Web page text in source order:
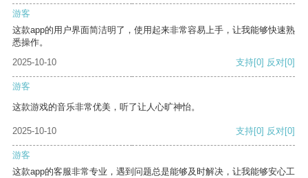
游客
这款app的用户界面简洁明了，使用起来非常容易上手，让我能够快速熟
悉操作。
2025-10-10
支持[0] 反对[0]
游客
这款游戏的音乐非常优美，听了让人心旷神怡。
2025-10-10 支持[0] 反对[0]
游客
这款app的客服非常专业，遇到问题总是能够及时解决，让我能够安心工